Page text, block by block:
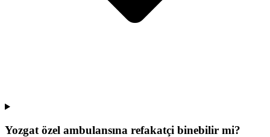
Yozgat özel ambulansına refakatçi binebilir mi?